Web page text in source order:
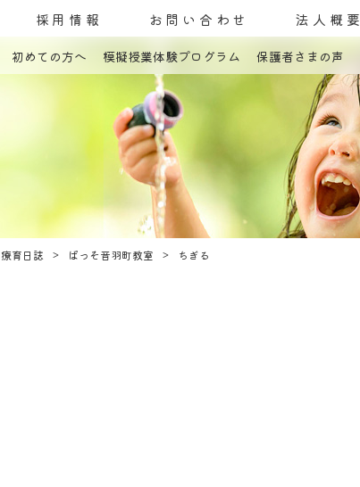
採用情報 お問い合わせ 法人概要
初めての方へ 模擬授業体験プログラム 保護者さまの声
療育日誌 ぱっそ音羽町教室 ちぎる